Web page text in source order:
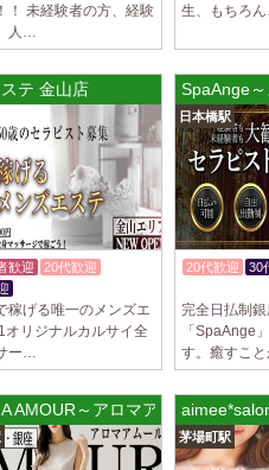
！ 未経験者の方、経験
人…
生、もちろ
テ 金山店
歓迎
20代歓迎
稼げる唯一のメンズエ
オリジナルカルサイ全
ー…
SpaAnge
日本橋駅
20代歓迎 30
完全日払制
「SpaAnge
す。癒すこと
AMOUR～アロマアムール 銀座ル
茅場町駅